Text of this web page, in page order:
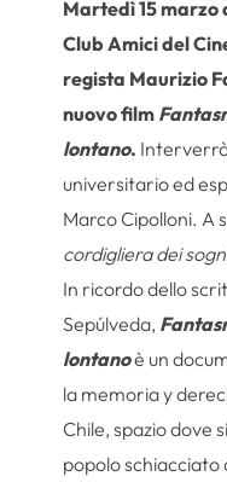
Martedì 15 marzo
Club Amici del
regista Maurizio
nuovo film
lontano.
universitario ed
Marco Cipolloni. A
cordigliera dei
In ricordo dello
Sepúlveda,
lontanoè un
la memoria y
Chile, spazio dove
popolo schiacciato